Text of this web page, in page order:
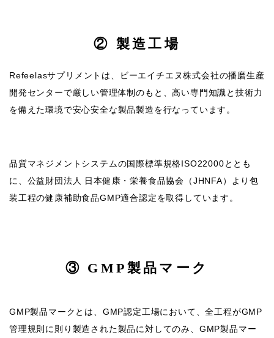
② 製造工場
Refeelasサプリメントは、ビーエイチエヌ株式会社の播磨生産
開発センターで厳しい管理体制のもと、高い専門知識と技術力
を備えた環境で安心安全な製品製造を行なっています。
品質マネジメントシステムの国際標準規格ISO22000ととも
に、公益財団法人 日本健康・栄養食品協会（JHNFA）より包
装工程の健康補助食品GMP適合認定を取得しています。
③ GMP製品マーク
GMP製品マークとは、GMP認定工場において、全工程がGMP
管理規則に則り製造された製品に対してのみ、GMP製品マー